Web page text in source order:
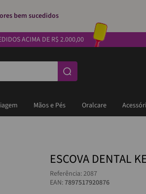
bem sucedidos
ACIMA DE R$ 2.000,00
Mãos e Pés Oralcare
ESCOVA DENTAL
Referência:2087
EAN:7897517920876